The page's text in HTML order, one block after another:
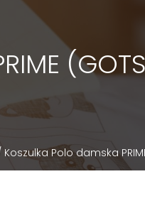
Koszulka Polo damska